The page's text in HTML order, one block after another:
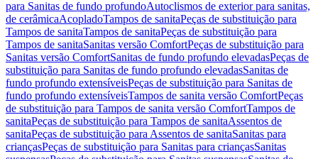
para Sanitas de fundo profundoAutoclismos de exterior para sanitas,
de cerâmicaAcopladoTampos de sanitaPeças de substituição para
Tampos de sanitaTampos de sanitaPeças de substituição para
Tampos de sanitaSanitas versão ComfortPeças de substituição para
Sanitas versão ComfortSanitas de fundo profundo elevadasPeças de
substituição para Sanitas de fundo profundo elevadasSanitas de
fundo profundo extensíveisPeças de substituição para Sanitas de
fundo profundo extensíveisTampos de sanita versão ComfortPeças
de substituição para Tampos de sanita versão ComfortTampos de
sanitaPeças de substituição para Tampos de sanitaAssentos de
sanitaPeças de substituição para Assentos de sanitaSanitas para
criançasPeças de substituição para Sanitas para criançasSanitas